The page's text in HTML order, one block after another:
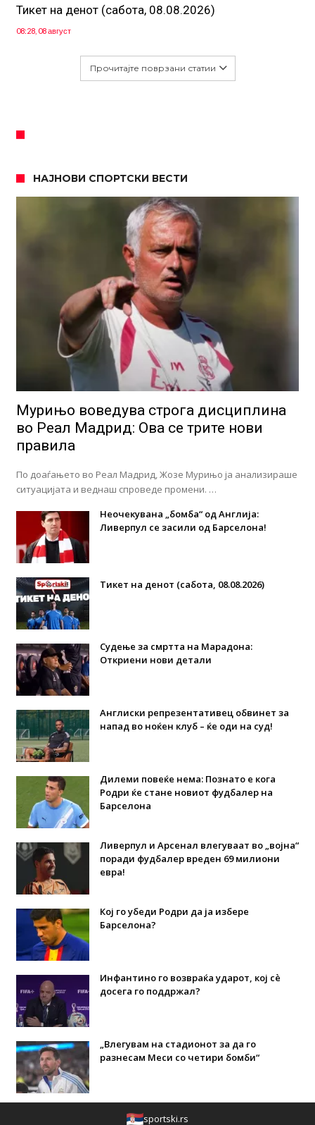
Тикет на денот (сабота, 08.08.2026)
08:28, 08 август
Прочитајте поврзани статии
НАЈНОВИ СПОРТСКИ ВЕСТИ
Мурињо воведува строга дисциплина
во Реал Мадрид: Ова се трите нови
правила
По доаѓањето во Реал Мадрид, Жозе Мурињо ја анализираше
ситуацијата и веднаш спроведе промени. …
Неочекувана „бомба“ од Англија:
Ливерпул се засили од Барселона!
Тикет на денот (сабота, 08.08.2026)
Судење за смртта на Марадона:
Откриени нови детали
Англиски репрезентативец обвинет за
напад во ноќен клуб – ќе оди на суд!
Дилеми повеќе нема: Познато е кога
Родри ќе стане новиот фудбалер на
Барселона
Ливерпул и Арсенал влегуваат во „војна“
поради фудбалер вреден 69 милиони
евра!
Кој го убеди Родри да ја избере
Барселона?
Инфантино го возвраќа ударот, кој сè
досега го поддржал?
„Влегувам на стадионот за да го
разнесам Меси со четири бомби“
sportski.rs